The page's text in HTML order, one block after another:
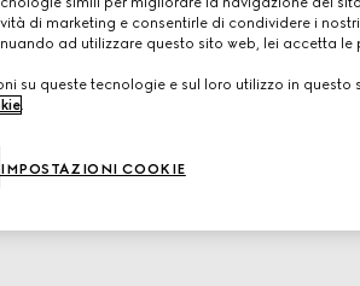
di marketing e consentirle di condividere i
ad utilizzare questo sito web, lei accetta le
su queste tecnologie e sul loro utilizzo in questo
.
IMPOSTAZIONI COOKIE